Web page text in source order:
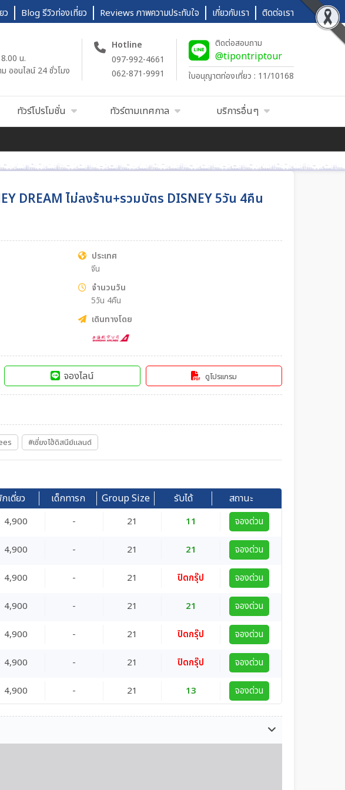
ว Blog รีวิวท่องเที่ยว Reviews ภาพความประทับใจ เกี่ยวกับเรา ติดต่อเรา
น.
ออนไลน์ 24 ชั่วโมง
Hotline
097-992-4661
062-871-9991
ติดต่อสอบถาม
@tipontriptour
ใบอนุญาตท่องเที่ยว : 11/10168
ทัวร์โปรโมชั่น ทัวร์ตามเทศกาล บริการอื่นๆ
DREAM ไม่ลงร้าน+รวมบัตร DISNEY 5วัน 4คืน
ประเทศ
จีน
จำนวนวัน
5วัน 4คืน
เดินทางโดย
จองไลน์ ดูโปรแกรม
#เซี่ยงไฮ้ดิสนีย์แลนด์
เดี่ยว เด็กทารก Group Size รับได้ สถานะ
4,900 - 21 11 จองด่วน
4,900 - 21 21 จองด่วน
4,900 - 21 ปิดกรุ๊ป จองด่วน
4,900 - 21 21 จองด่วน
4,900 - 21 ปิดกรุ๊ป จองด่วน
4,900 - 21 ปิดกรุ๊ป จองด่วน
4,900 - 21 13 จองด่วน
4,900 - 20 1 จองด่วน
4,900 - 20 13 จองด่วน